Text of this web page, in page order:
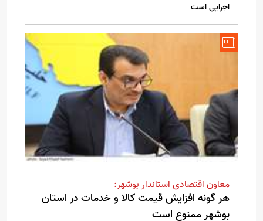
اجرایی است
معاون اقتصادی استاندار بوشهر:
هر گونه افزایش قیمت کالا و خدمات در استان
بوشهر ممنوع است